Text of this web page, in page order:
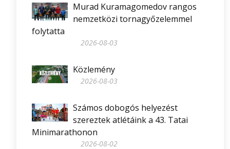
Murad Kuramagomedov rangos
nemzetközi tornagyőzelemmel
folytatta
2026-08-03
Közlemény
2026-08-03
Számos dobogós helyezést
szereztek atlétáink a 43. Tatai
Minimarathonon
2026-08-02